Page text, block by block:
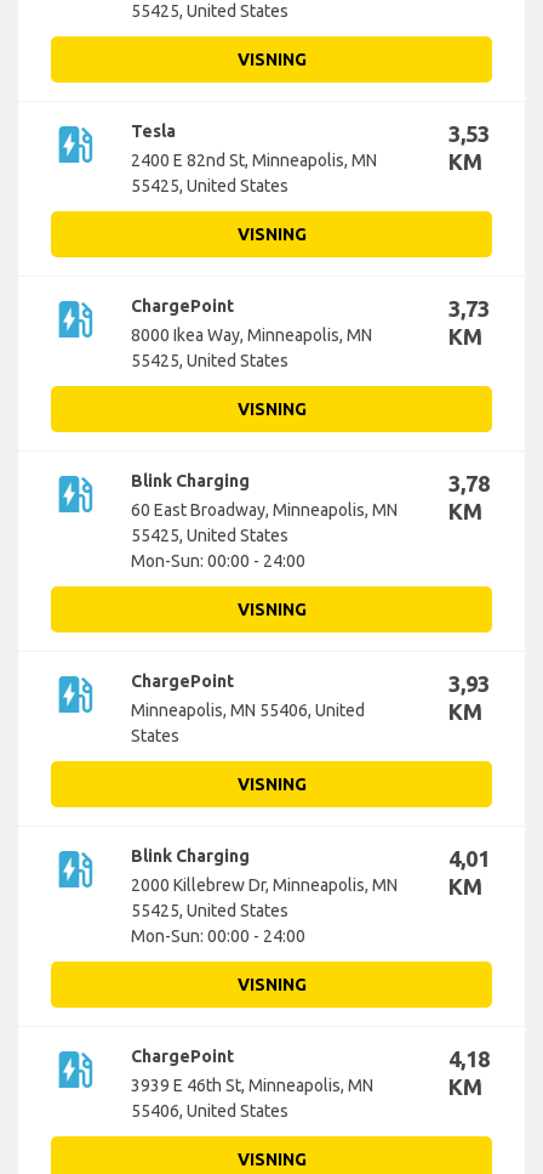
55425, United States
VISNING
ev_station
Tesla
2400 E 82nd St, Minneapolis, MN
55425, United States
3,53
KM
VISNING
ev_station
ChargePoint
8000 Ikea Way, Minneapolis, MN
55425, United States
3,73
KM
VISNING
ev_station
Blink Charging
60 East Broadway, Minneapolis, MN
55425, United States
Mon-Sun: 00:00 - 24:00
3,78
KM
VISNING
ev_station
ChargePoint
Minneapolis, MN 55406, United
States
3,93
KM
VISNING
ev_station
Blink Charging
2000 Killebrew Dr, Minneapolis, MN
55425, United States
Mon-Sun: 00:00 - 24:00
4,01
KM
VISNING
ev_station
ChargePoint
3939 E 46th St, Minneapolis, MN
55406, United States
4,18
KM
VISNING